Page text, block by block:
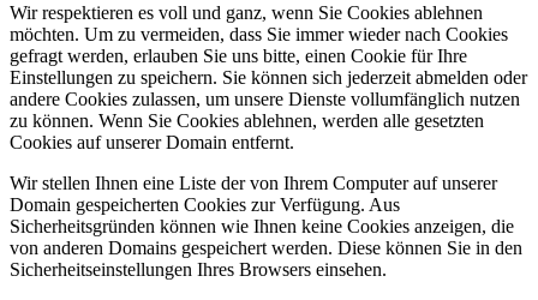
Wir respektieren es voll und ganz, wenn Sie Cookies ablehnen
möchten. Um zu vermeiden, dass Sie immer wieder nach Cookies
gefragt werden, erlauben Sie uns bitte, einen Cookie für Ihre
Einstellungen zu speichern. Sie können sich jederzeit abmelden oder
andere Cookies zulassen, um unsere Dienste vollumfänglich nutzen
zu können. Wenn Sie Cookies ablehnen, werden alle gesetzten
Cookies auf unserer Domain entfernt.
Wir stellen Ihnen eine Liste der von Ihrem Computer auf unserer
Domain gespeicherten Cookies zur Verfügung. Aus
Sicherheitsgründen können wie Ihnen keine Cookies anzeigen, die
von anderen Domains gespeichert werden. Diese können Sie in den
Sicherheitseinstellungen Ihres Browsers einsehen.